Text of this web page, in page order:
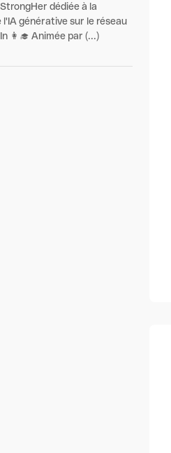
dédiée à la
l'IA générative sur le réseau
👩‍🎓 Animée par (...)